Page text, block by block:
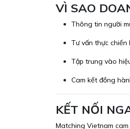
VÌ SAO
Thông tin người
Tư vấn thực
Tập trung vào
Cam kết đồng
KẾT NỐI
Matching Vietnam